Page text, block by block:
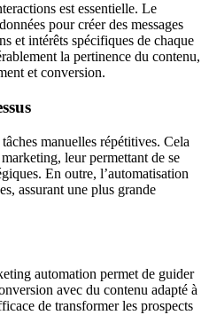
est essentielle. Le
pour créer des messages
et intérêts spécifiques de chaque
la pertinence du contenu,
et conversion.
manuelles répétitives. Cela
leur permettant de se
En outre, l’automatisation
assurant une plus grande
automation permet de guider
avec du contenu adapté à
de transformer les prospects